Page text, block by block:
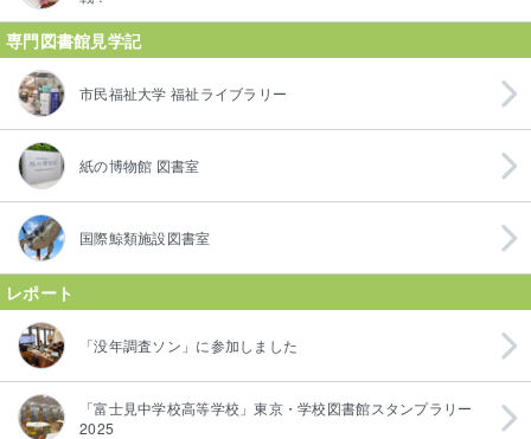
専門図書館見学記
市民福祉大学 福祉ライブラリー
紙の博物館 図書室
国際鯨類施設図書室
レポート
「没年調査ソン」に参加しました
「富士見中学校高等学校」東京・学校図書館スタンプラリー
2025